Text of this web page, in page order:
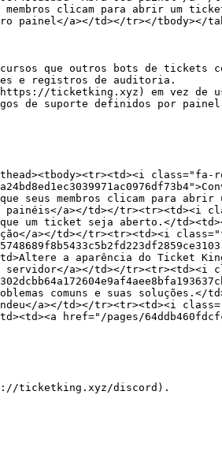
clicam para abrir um
painel</a></td></tr></tbody></
que outros bots de tickets
e registros de auditoria.
ticketking.xyz) em vez de
de suporte definidos por
seus membros clicam para abrir
dos painéis</a></td></
que um ticket seja aberto.</
a></td></tr><tr><td><i
a aparência do Ticket
do servidor</a></td></
comuns e suas soluções.</
a></td></tr><tr><td><i
href="/pages/
ticketking.xyz/discord).